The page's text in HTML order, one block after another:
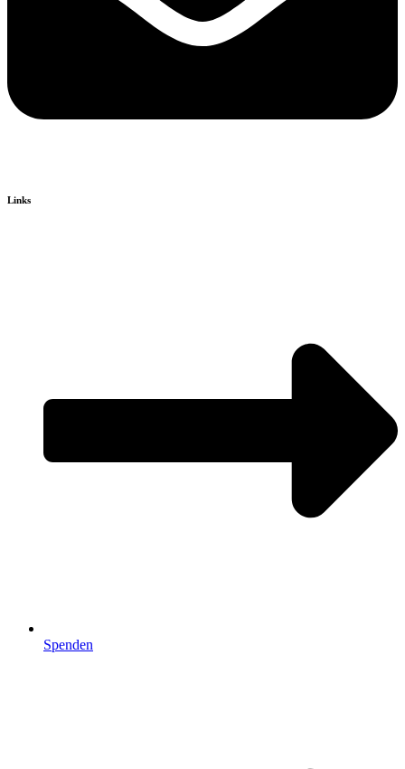
Links
Spenden